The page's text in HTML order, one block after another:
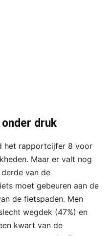
druk
het rapportcijfer 8 voor
Maar er valt nog
van de
moet gebeuren aan de
de fietspaden. Men
wegdek (47%) en
kwart van de